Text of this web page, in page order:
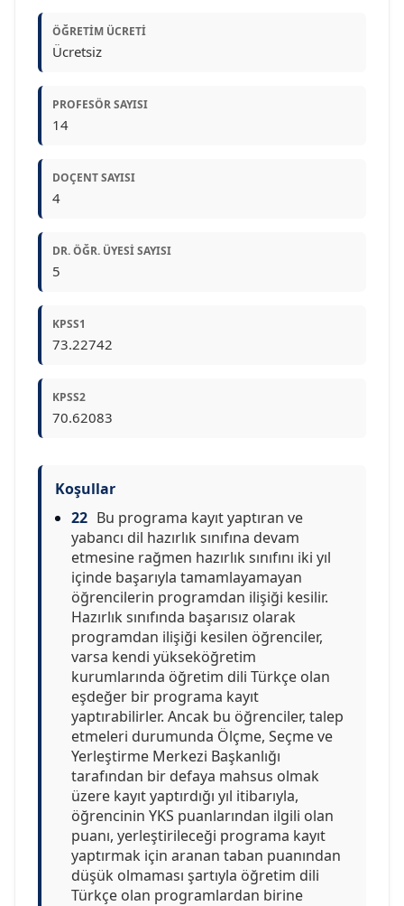
ÖĞRETIM ÜCRETI
Ücretsiz
PROFESÖR SAYISI
14
DOÇENT SAYISI
4
DR. ÖĞR. ÜYESI SAYISI
5
KPSS1
73.22742
KPSS2
70.62083
Koşullar
22 Bu programa kayıt yaptıran ve
yabancı dil hazırlık sınıfına devam
etmesine rağmen hazırlık sınıfını iki yıl
içinde başarıyla tamamlayamayan
öğrencilerin programdan ilişiği kesilir.
Hazırlık sınıfında başarısız olarak
programdan ilişiği kesilen öğrenciler,
varsa kendi yükseköğretim
kurumlarında öğretim dili Türkçe olan
eşdeğer bir programa kayıt
yaptırabilirler. Ancak bu öğrenciler, talep
etmeleri durumunda Ölçme, Seçme ve
Yerleştirme Merkezi Başkanlığı
tarafından bir defaya mahsus olmak
üzere kayıt yaptırdığı yıl itibarıyla,
öğrencinin YKS puanlarından ilgili olan
puanı, yerleştirileceği programa kayıt
yaptırmak için aranan taban puanından
düşük olmaması şartıyla öğretim dili
Türkçe olan programlardan birine